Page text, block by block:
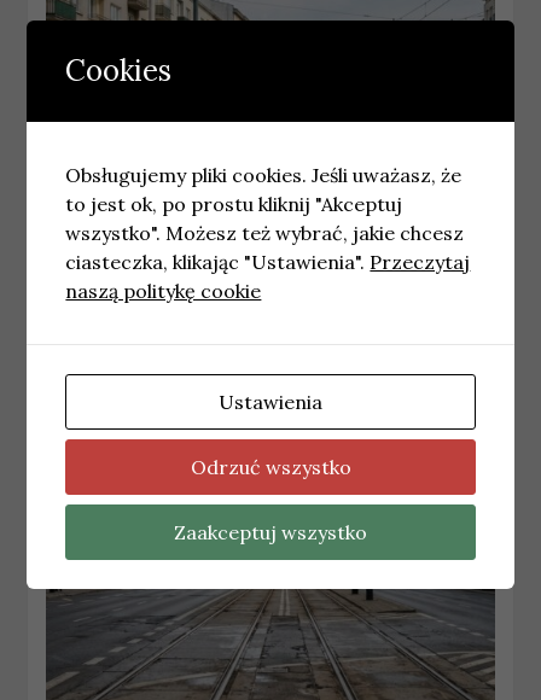
WARSZAWA
Uruchomienie specjalnej linii „W” w
okresie wielkanocnym
4 kwietnia, 2026 redakcja
Cookies
Obsługujemy pliki cookies. Jeśli uważasz, że
to jest ok, po prostu kliknij "Akceptuj
wszystko". Możesz też wybrać, jakie chcesz
ciasteczka, klikając "Ustawienia". Przeczytaj
naszą politykę cookie
Ustawienia
Odrzuć wszystko
Zaakceptuj wszystko